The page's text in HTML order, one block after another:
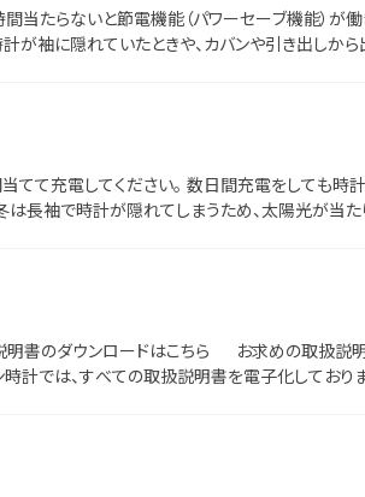
たらないと節電機能（パワーセーブ機能）が働
が袖に隠れていたときや、カバンや引き出しか
て充電してください。 数日間充電をしても時
で時計が隠れてしまうため、太陽光が当たり
明書のダウンロードはこちら お求めの取扱説
では、すべての取扱説明書を電子化しており